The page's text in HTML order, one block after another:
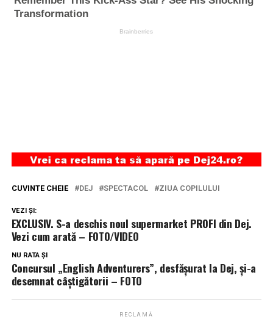
CUVINTE CHEIE DEJ SPECTACOL ZIUA COPILULUI
VEZI ȘI:
EXCLUSIV. S-a deschis noul supermarket PROFI din Dej.
Vezi cum arată – FOTO/VIDEO
NU RATA ȘI
Concursul „English Adventurers”, desfășurat la Dej, și-a
desemnat câștigătorii – FOTO
RECLAMĂ